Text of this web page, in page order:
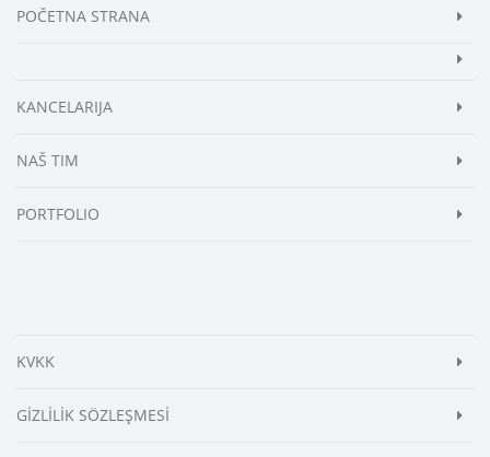
POČETNA STRANA
KANCELARIJA
NAŠ TIM
PORTFOLIO
KVKK
GİZLİLİK SÖZLEŞMESİ